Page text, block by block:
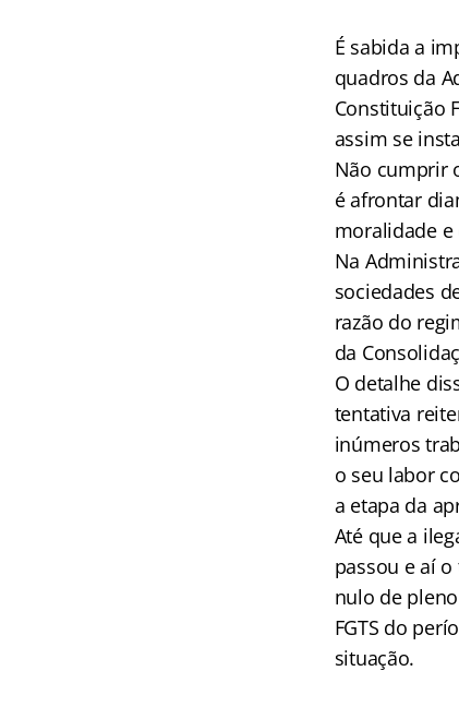
É sabida a
quadros da
Constituição
assim se
Não cumprir
é afrontar
moralidade e
Na
sociedades
razão do
da
O detalhe
tentativa
inúmeros
o seu labor
a etapa da
Até que a
passou e aí
nulo de
FGTS do
situação.